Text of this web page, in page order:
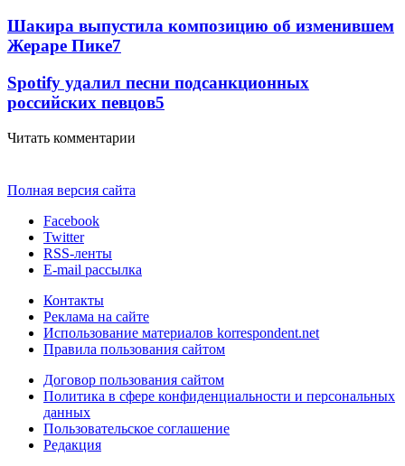
Шакира выпустила композицию об изменившем
Жераре Пике7
Spotify удалил песни подсанкционных
российских певцов5
Читать комментарии
Полная версия сайта
Facebook
Twitter
RSS-ленты
E-mail рассылка
Контакты
Реклама на сайте
Использование материалов korrespondent.net
Правила пользования сайтом
Договор пользования сайтом
Политика в сфере конфиденциальности и персональных
данных
Пользовательское соглашение
Редакция